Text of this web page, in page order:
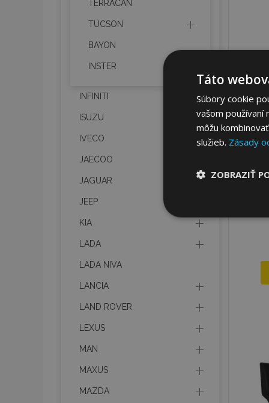
TERRACAN
TUCSON
BAYON
INSTER
INFINITI
ISUZU
IVECO
JAECOO
JAGUAR
JEEP
KIA
LADA
LADA NIVA
LANCIA
LAND ROVER
LEXUS
MAN
MAXUS
MAZDA
Táto
Súbory cookie
vašom používaní
môžu
služieb. Zásady
ZOBRAZIŤ
potrebné
Nevyhnutne
mage-cache-